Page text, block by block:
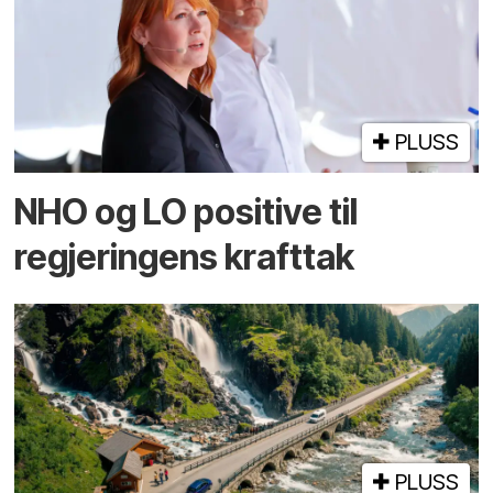
PLUSS
NHO og LO positive til
regjeringens krafttak
PLUSS